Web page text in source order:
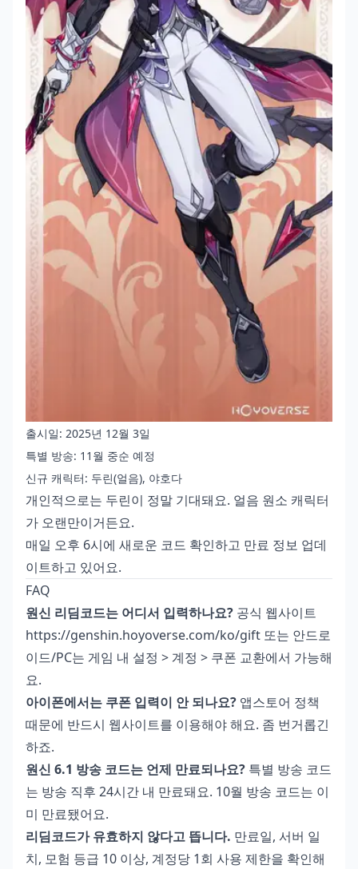
출시일: 2025년 12월 3일
특별 방송: 11월 중순 예정
신규 캐릭터: 두린(얼음), 야호다
개인적으로는 두린이 정말 기대돼요. 얼음 원소 캐릭터
가 오랜만이거든요.
매일 오후 6시에 새로운 코드 확인하고 만료 정보 업데
이트하고 있어요.
FAQ
원신 리딤코드는 어디서 입력하나요? 공식 웹사이트
https://genshin.hoyoverse.com/ko/gift 또는 안드로
이드/PC는 게임 내 설정 > 계정 > 쿠폰 교환에서 가능해
요.
아이폰에서는 쿠폰 입력이 안 되나요? 앱스토어 정책
때문에 반드시 웹사이트를 이용해야 해요. 좀 번거롭긴
하죠.
원신 6.1 방송 코드는 언제 만료되나요? 특별 방송 코드
는 방송 직후 24시간 내 만료돼요. 10월 방송 코드는 이
미 만료됐어요.
리딤코드가 유효하지 않다고 뜹니다. 만료일, 서버 일
치, 모험 등급 10 이상, 계정당 1회 사용 제한을 확인해